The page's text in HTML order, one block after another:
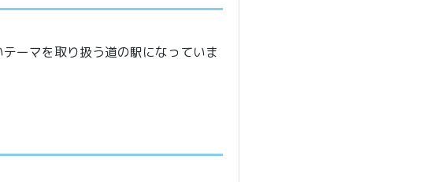
ーマを取り扱う道の駅になっていま